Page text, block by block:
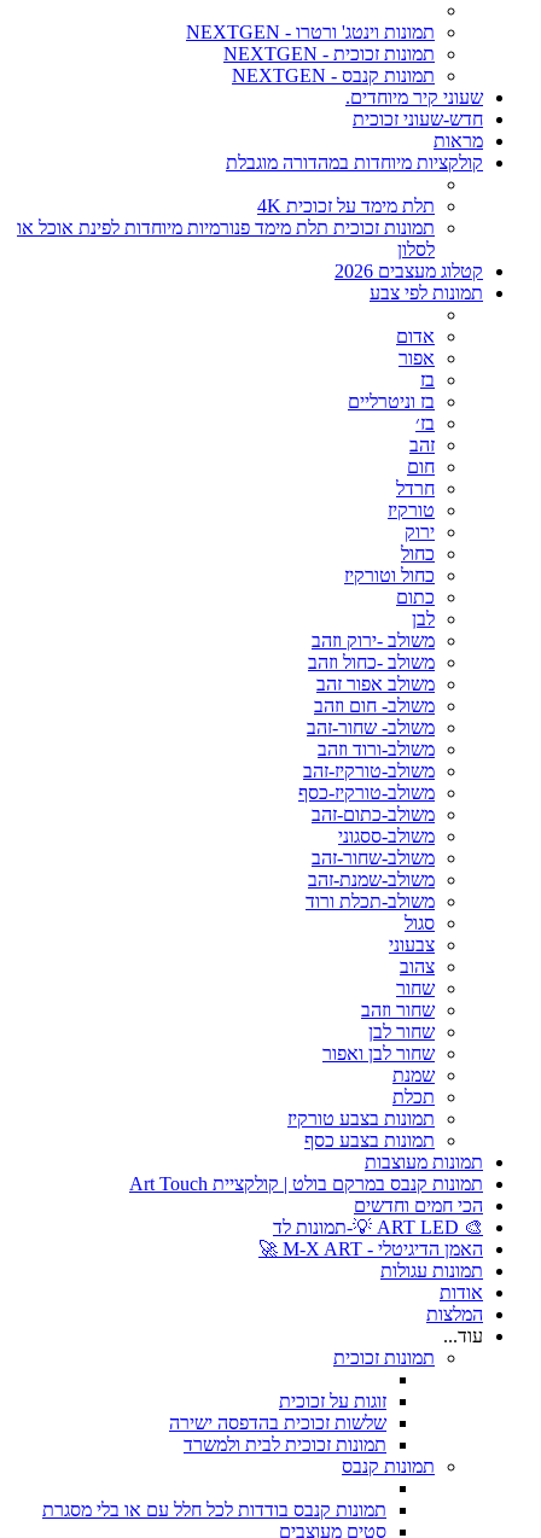
תמונות וינטג' ורטרו - NEXTGEN
תמונות זכוכית - NEXTGEN
תמונות קנבס - NEXTGEN
שעוני קיר מיוחדים.
חדש-שעוני זכוכית
מראות
קולקציות מיוחדות במהדורה מוגבלת
תלת מימד על זכוכית 4K
תמונות זכוכית תלת מימד פנורמיות מיוחדות לפינת אוכל או
לסלון
קטלוג מעצבים 2026
תמונות לפי צבע
אדום
אפור
בז
בז וניטרליים
בז׳
זהב
חום
חרדל
טורקיז
ירוק
כחול
כחול וטורקיז
כתום
לבן
משולב -ירוק וזהב
משולב -כחול וזהב
משולב אפור זהב
משולב- חום וזהב
משולב- שחור-זהב
משולב-ורוד וזהב
משולב-טורקיז-זהב
משולב-טורקיז-כסף
משולב-כתום-זהב
משולב-ססגוני
משולב-שחור-זהב
משולב-שמנת-זהב
משולב-תכלת ורוד
סגול
צבעוני
צהוב
שחור
שחור וזהב
שחור לבן
שחור לבן ואפור
שמנת
תכלת
תמונות בצבע טורקיז
תמונות בצבע כסף
תמונות מעוצבות
תמונות קנבס במרקם בולט | קולקציית Art Touch
הכי חמים וחדשים
🎨 ART LED 💡-תמונות לד
האמן הדיגיטלי - M-X ART 🚀
תמונות עגולות
אודות
המלצות
עוד...
תמונות זכוכית
זוגות על זכוכית
שלשות זכוכית בהדפסה ישירה
תמונות זכוכית לבית ולמשרד
תמונות קנבס
תמונות קנבס בודדות לכל חלל עם או בלי מסגרת
סטים מעוצבים